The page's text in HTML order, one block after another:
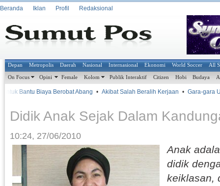
Beranda Iklan Profil Redaksional
Depan Metropolis Daerah Nasional Internasional Ekonomi World Soccer All
On Focus Opini Female Kolom Publik Interaktif Citizen Hobi Budaya
Bantu Biaya Berobat Abang • Akibat Salah Beralih Kerjaan • Gara-gara
Didik Anak Sejak Dalam
10:24, 27/06/2010
Anak
didik
keiklasan,